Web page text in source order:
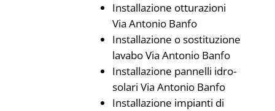
Installazione otturazioni
Via Antonio Banfo
Installazione o sostituzione
lavabo Via Antonio Banfo
Installazione pannelli idro-
solari Via Antonio Banfo
Installazione impianti di